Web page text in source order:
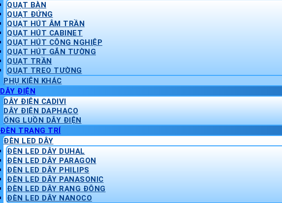
QUẠT BÀN
QUẠT ĐỨNG
QUẠT HÚT ÂM TRẦN
QUẠT HÚT CABINET
QUẠT HÚT CÔNG NGHIỆP
QUẠT HÚT GẮN TƯỜNG
QUẠT TRẦN
QUẠT TREO TƯỜNG
PHỤ KIỆN KHÁC
DÂY ĐIỆN
DÂY ĐIỆN CADIVI
DÂY ĐIỆN DAPHACO
ỐNG LUỒN DÂY ĐIỆN
ĐÈN TRANG TRÍ
ĐÈN LED DÂY
ĐÈN LED DÂY DUHAL
ĐÈN LED DÂY PARAGON
ĐÈN LED DÂY PHILIPS
ĐÈN LED DÂY PANASONIC
ĐÈN LED DÂY RẠNG ĐÔNG
ĐÈN LED DÂY NANOCO